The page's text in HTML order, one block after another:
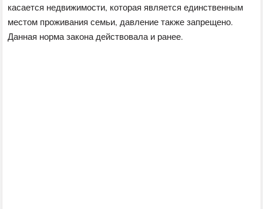
касается недвижимости, которая является единственным
местом проживания семьи, давление также запрещено.
Данная норма закона действовала и ранее.